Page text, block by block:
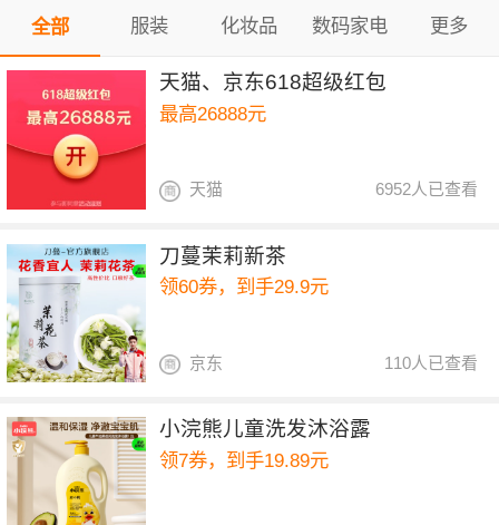
全部 服装 化妆品 数码家电 更多
天猫、京东618超级红包
最高26888元
6952人已查看
天猫
刀蔓茉莉新茶
领60券，到手29.9元
110人已查看
京东
小浣熊儿童洗发沐浴露
领7券，到手19.89元